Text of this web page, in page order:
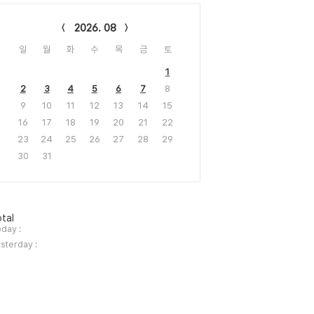
2026. 08
일 월 화 수 목 금 토
1
2
3 4 5 6 7
8
9
10 11 12 13 14
15
16
17 18 19 20 21
22
23
24 25 26 27 28
29
30
31
:
: